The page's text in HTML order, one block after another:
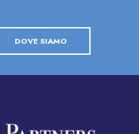
DOVE SIAMO